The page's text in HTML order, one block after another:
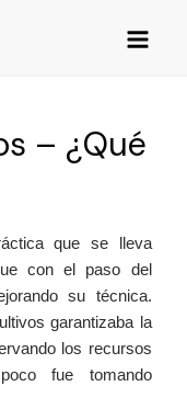
– ¿Qué
que se lleva
con el paso del
su técnica.
garantizaba la
los recursos
fue tomando